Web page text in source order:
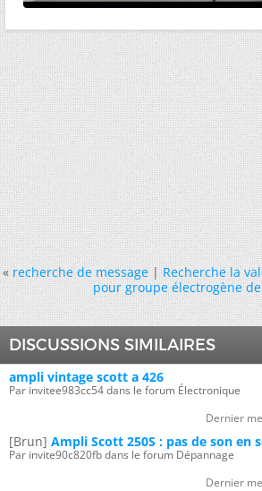
« recherche de message|Recherche la
pour groupe électrogène de
DISCUSSIONS SIMILAIRES
ampli vintage scott a 426
Par invitee983cc54 dans le forum Électronique
Dernier
[Brun] Ampli Scott 250S : pas de son en
Par invite90c820fb dans le forum Dépannage
Dernier